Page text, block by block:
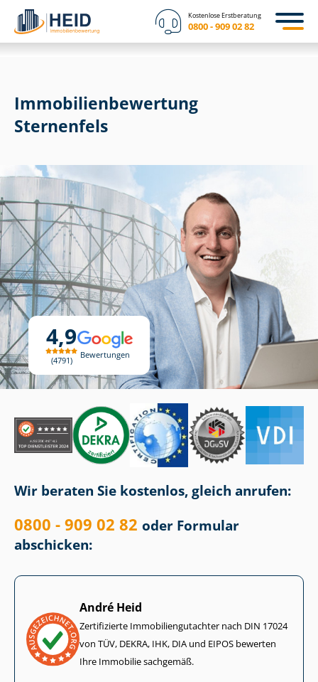
Kostenlose Erstberatung
0800 - 909 02 82
4,9
4791
Bewertungen
Immobilien­bewertung
Sternenfels
Wir beraten Sie kostenlos, gleich anrufen:
0800 - 909 02 82 oder Formular
abschicken:
André Heid
Zertifizierte Im­mo­bi­li­en­gut­ach­ter nach DIN 17024
von TÜV, DEKRA, IHK, DIA und EIPOS bewerten
Ihre Immobilie sachgemäß.